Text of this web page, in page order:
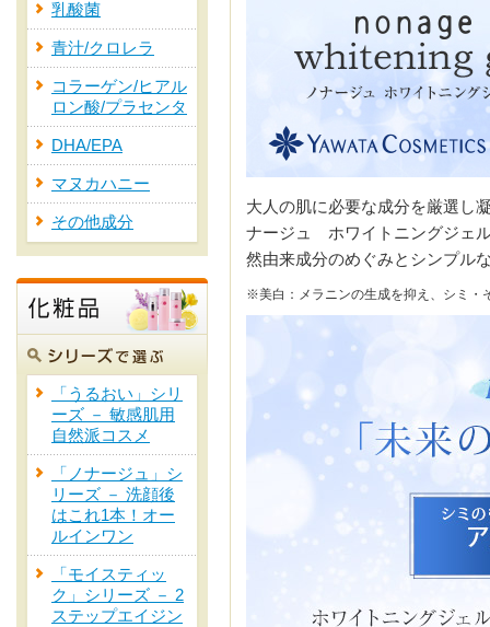
大人の肌に必要な成分を厳選し
ナージュ ホワイトニングジェ
然由来成分のめぐみとシンプル
※美白：メラニンの生成を抑え、シミ・
乳酸菌
青汁/クロレラ
コラーゲン/ヒアル
ロン酸/プラセンタ
DHA/EPA
マヌカハニー
その他成分
「うるおい」シリ
ーズ － 敏感肌用
自然派コスメ
「ノナージュ」シ
リーズ － 洗顔後
はこれ1本！オー
ルインワン
「モイスティッ
ク」シリーズ － 2
ステップエイジン